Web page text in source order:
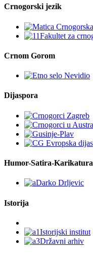
Crnogorski jezik
Crnom Gorom
Dijaspora
Humor-Satira-Karikatura
Istorija